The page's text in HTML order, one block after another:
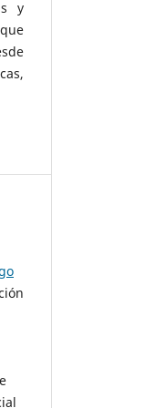
y